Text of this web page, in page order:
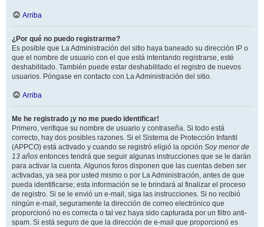
Arriba
¿Por qué no puedo registrarme?
Es posible que La Administración del sitio haya baneado su dirección IP o
que el nombre de usuario con el que está intentando registrarse, esté
deshabilitado. También puede estar deshabilitado el registro de nuevos
usuarios. Póngase en contacto con La Administración del sitio.
Arriba
Me he registrado ¡y no me puedo identificar!
Primero, verifique su nombre de usuario y contraseña. Si todo está
correcto, hay dos posibles razones. Si el Sistema de Protección Infantil
(APPCO) está activado y cuando se registró eligió la opción Soy menor de
13 años entonces tendrá que seguir algunas instrucciones que se le darán
para activar la cuenta. Algunos foros disponen que las cuentas deben ser
activadas, ya sea por usted mismo o por La Administración, antes de que
pueda identificarse; esta información se le brindará al finalizar el proceso
de registro. Si se le envió un e-mail, siga las instrucciones. Si no recibió
ningún e-mail, seguramente la dirección de correo electrónico que
proporcionó no es correcta o tal vez haya sido capturada por un filtro anti-
spam. Si está seguro de que la dirección de e-mail que proporcionó es